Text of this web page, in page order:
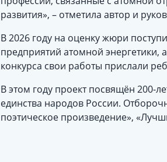
развития», – отметила автор и
В 2026 году на оценку жюри
предприятий атомной энергетики,
конкурса свои работы прислали
В этом году проект посвящён 200-
единства народов России.
поэтическое произведение»,